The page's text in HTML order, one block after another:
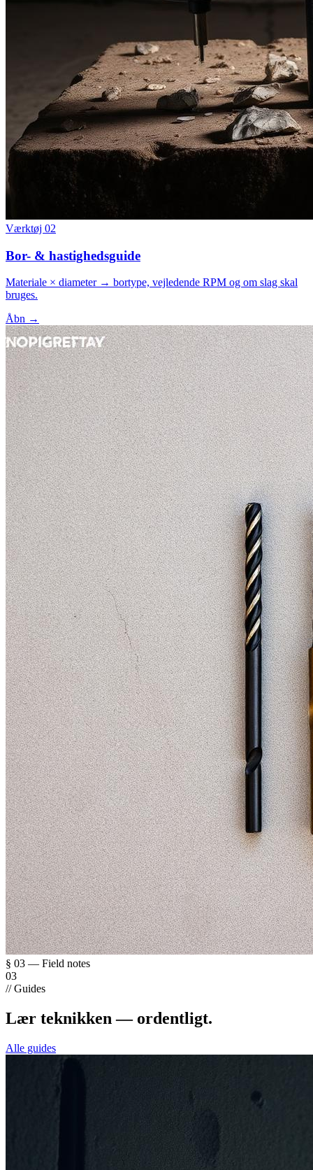
Værktøj 02
Bor- & hastighedsguide
Materiale × diameter → bortype, vejledende RPM og om slag skal
bruges.
Åbn →
§ 03 — Field notes
03
// Guides
Lær teknikken — ordentligt.
Alle guides